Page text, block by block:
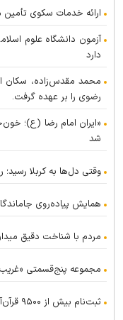
ارائه خدمات سکوی
آزمون دانشگاه علوم
دارد
محمد مقدس‌زاده، سکان
رضوی را بر عهده گرفت.
«ایران امام رضا (ع)؛
شد
وقتی دل‌ها به کربلا
همایش پیاده‌روی
مردم با شناخت دقیق
مجموعه پنج‌قسمتی
ثبت‌نام بیش از ۹۵۰۰ قرآن‌آموز درمهد الرضا (ع)